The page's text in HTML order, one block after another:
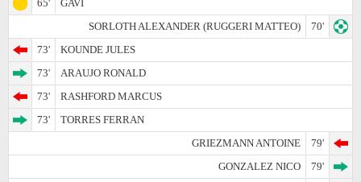
65'
GAVI
SORLOTH ALEXANDER (RUGGERI MATTEO)
70'
73'
KOUNDE JULES
73'
ARAUJO RONALD
73'
RASHFORD MARCUS
73'
TORRES FERRAN
GRIEZMANN ANTOINE
79'
GONZALEZ NICO
79'